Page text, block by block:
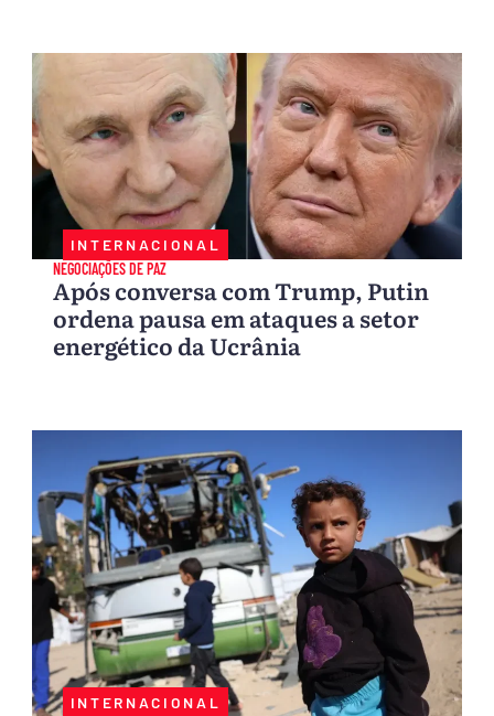
INTERNACIONAL
NEGOCIAÇÕES DE PAZ
Após conversa com Trump, Putin
ordena pausa em ataques a setor
energético da Ucrânia
INTERNACIONAL